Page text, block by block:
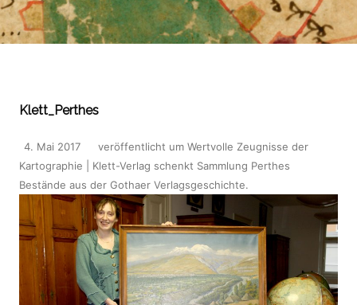
Klett_Perthes
veröffentlicht
4. Mai 2017 um Wertvolle Zeugnisse der
Kartographie | Klett-Verlag schenkt Sammlung Perthes
Bestände aus der Gothaer Verlagsgeschichte.